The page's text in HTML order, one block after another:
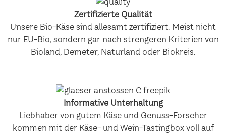
Zertifizierte Qualität
Unsere Bio-Käse sind allesamt zertifiziert. Meist nicht
nur EU-Bio, sondern gar nach strengeren Kriterien von
Bioland, Demeter, Naturland oder Biokreis.
Informative Unterhaltung
Liebhaber von gutem Käse und Genuss-Forscher
kommen mit der Käse- und Wein-Tastingbox voll auf